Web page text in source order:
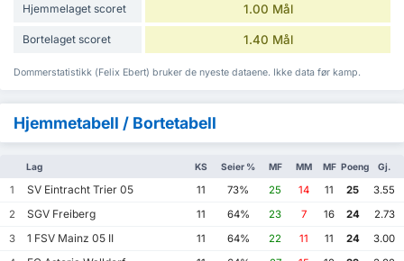
Hjemmelaget scoret 1.00 Mål
Bortelaget scoret 1.40 Mål
Dommerstatistikk (Felix Ebert) bruker de nyeste dataene. Ikke data før kamp.
Hjemmetabell / Bortetabell
Lag KS Seier % MF MM MF Poeng Gj.
1 SV Eintracht Trier 05 11 73% 25 14 11 25
3.55
2
SGV Freiberg 11 64% 23 7 16 24
2.73
3
1 FSV Mainz 05 II 11 64% 22 11 11 24
3.00